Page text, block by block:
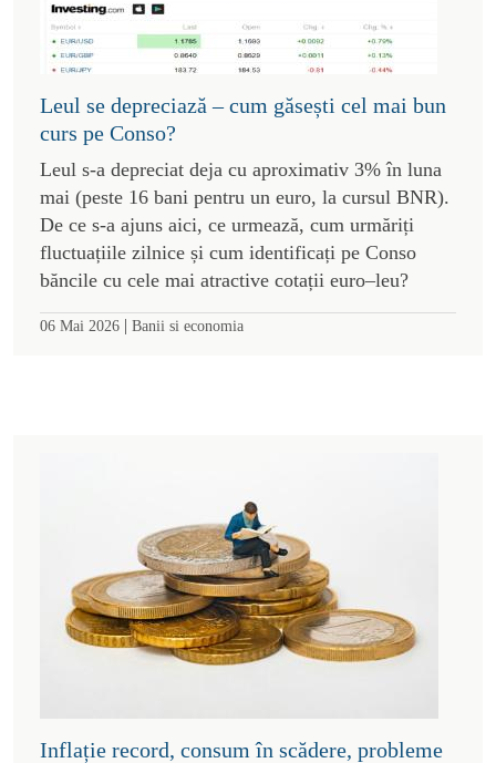
Leul se depreciază – cum găsești cel mai bun
curs pe Conso?
Leul s-a depreciat deja cu aproximativ 3% în luna
mai (peste 16 bani pentru un euro, la cursul BNR).
De ce s-a ajuns aici, ce urmează, cum urmăriți
fluctuațiile zilnice și cum identificați pe Conso
băncile cu cele mai atractive cotații euro–leu?
06 Mai 2026 | Banii si economia
Inflație record, consum în scădere, probleme